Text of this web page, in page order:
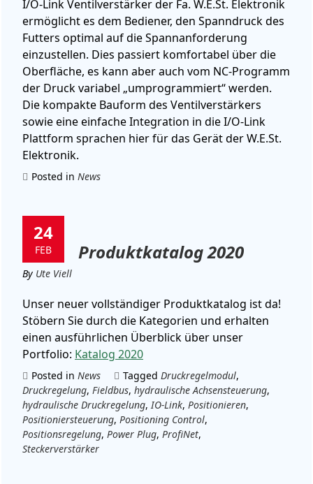
I/O-Link Ventilverstärker der Fa. W.E.St. Elektronik
ermöglicht es dem Bediener, den Spanndruck des
Futters optimal auf die Spannanforderung
einzustellen. Dies passiert komfortabel über die
Oberfläche, es kann aber auch vom NC-Programm
der Druck variabel „umprogrammiert“ werden.
Die kompakte Bauform des Ventilverstärkers
sowie eine einfache Integration in die I/O-Link
Plattform sprachen hier für das Gerät der W.E.St.
Elektronik.
Posted in News
Produktkatalog 2020
24
FEB
By Ute Viell
Unser neuer vollständiger Produktkatalog ist da!
Stöbern Sie durch die Kategorien und erhalten
einen ausführlichen Überblick über unser
Portfolio: Katalog 2020
Posted in News Tagged Druckregelmodul,
Druckregelung, Fieldbus, hydraulische Achsensteuerung,
hydraulische Druckregelung,IO-Link, Positionieren,
Positioniersteuerung, Positioning Control,
Positionsregelung, Power Plug, ProfiNet,
Steckerverstärker